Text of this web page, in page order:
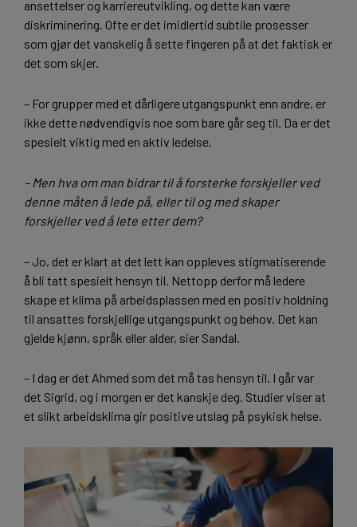
ansettelser og karriereutvikling, og dette kan være
diskriminering. Ofte er det imidlertid subtile prosesser
som gjør det vanskelig å sette fingeren på at det faktisk er
det som skjer.
– For grupper med et dårligere utgangspunkt enn andre, er
ikke dette nødvendigvis noe som bare går seg til. Da er det
spesielt viktig med en aktiv ledelse.
– Men hva om man bidrar til å forsterke forskjeller ved
denne måten å lede på, eller til og med skaper
forskjeller ved å lete etter dem?
– Jo, det er klart at det lett kan oppleves stigmatiserende
å bli tatt spesielt hensyn til. Nettopp derfor må ledere
skape et klima på arbeidsplassen med en positiv holdning
til ansattes forskjellige utgangspunkt og behov. Det kan
gjelde kjønn, språk eller alder, sier Sandal.
– I dag er det Ahmed som det må tas hensyn til. I går var
det Sigrid, og i morgen er det kanskje deg. Studier viser at
et slikt arbeidsklima gir positive utslag på psykisk helse.